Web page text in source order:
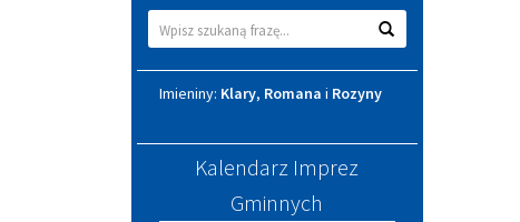
Wyszukiwarka Wyszukaj
Imieniny
Imieniny: Klary, Romana i Rozyny
Kalendarz Imprez
Gminnych